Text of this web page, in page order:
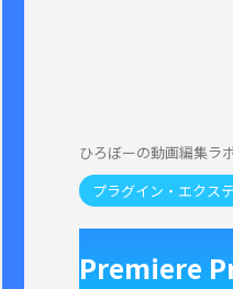
ひろぼーの動画編集ラ
プラグイン・エクス
Premiere